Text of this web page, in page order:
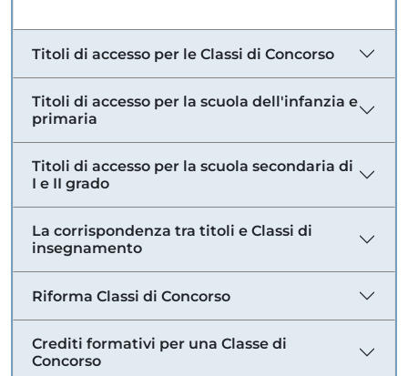
Titoli di accesso per le Classi di Concorso
Titoli di accesso per la scuola dell'infanzia e
primaria
Titoli di accesso per la scuola secondaria di
I e II grado
La corrispondenza tra titoli e Classi di
insegnamento
Riforma Classi di Concorso
Crediti formativi per una Classe di
Concorso